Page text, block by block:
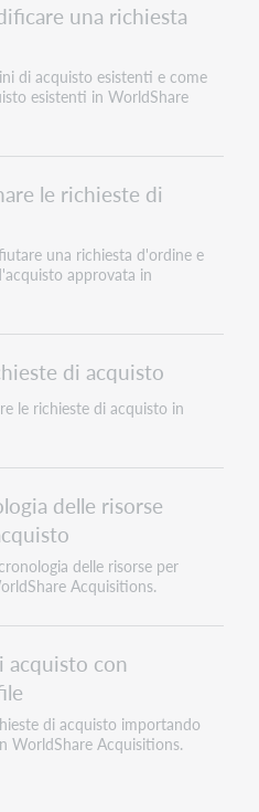
una richiesta
di acquisto esistenti e come
esistenti in WorldShare
le richieste di
una richiesta d'ordine e
approvata in
di acquisto
le richieste di acquisto in
delle risorse
delle risorse per
Acquisitions.
acquisto con
di acquisto importando
WorldShare Acquisitions.